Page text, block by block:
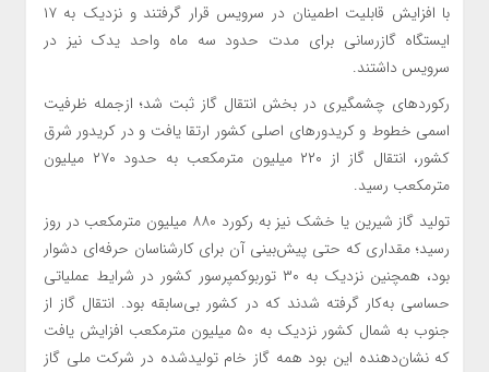
با افزایش قابلیت اطمینان در سرویس قرار گرفتند و نزدیک به ۱۷
ایستگاه گازرسانی برای مدت حدود سه ماه واحد یدک نیز در
سرویس داشتند.
رکورد‌های چشمگیری در بخش انتقال گاز ثبت شد؛ ازجمله ظرفیت
اسمی خطوط و کریدور‌های اصلی کشور ارتقا یافت و در کریدور شرق
کشور، انتقال گاز از ۲۲۰ میلیون مترمکعب به حدود ۲۷۰ میلیون
مترمکعب رسید.
تولید گاز شیرین یا خشک نیز به رکورد ۸۸۰ میلیون مترمکعب در روز
رسید؛ مقداری که حتی پیش‌بینی آن برای کارشناسان حرفه‌ای دشوار
بود، همچنین نزدیک به ۳۰ توربوکمپرسور کشور در شرایط عملیاتی
حساسی به‌کار گرفته شدند که در کشور بی‌سابقه بود. انتقال گاز از
جنوب به شمال کشور نزدیک به ۵۰ میلیون مترمکعب افزایش یافت
که نشان‌دهنده این بود همه گاز خام تولیدشده در شرکت ملی گاز